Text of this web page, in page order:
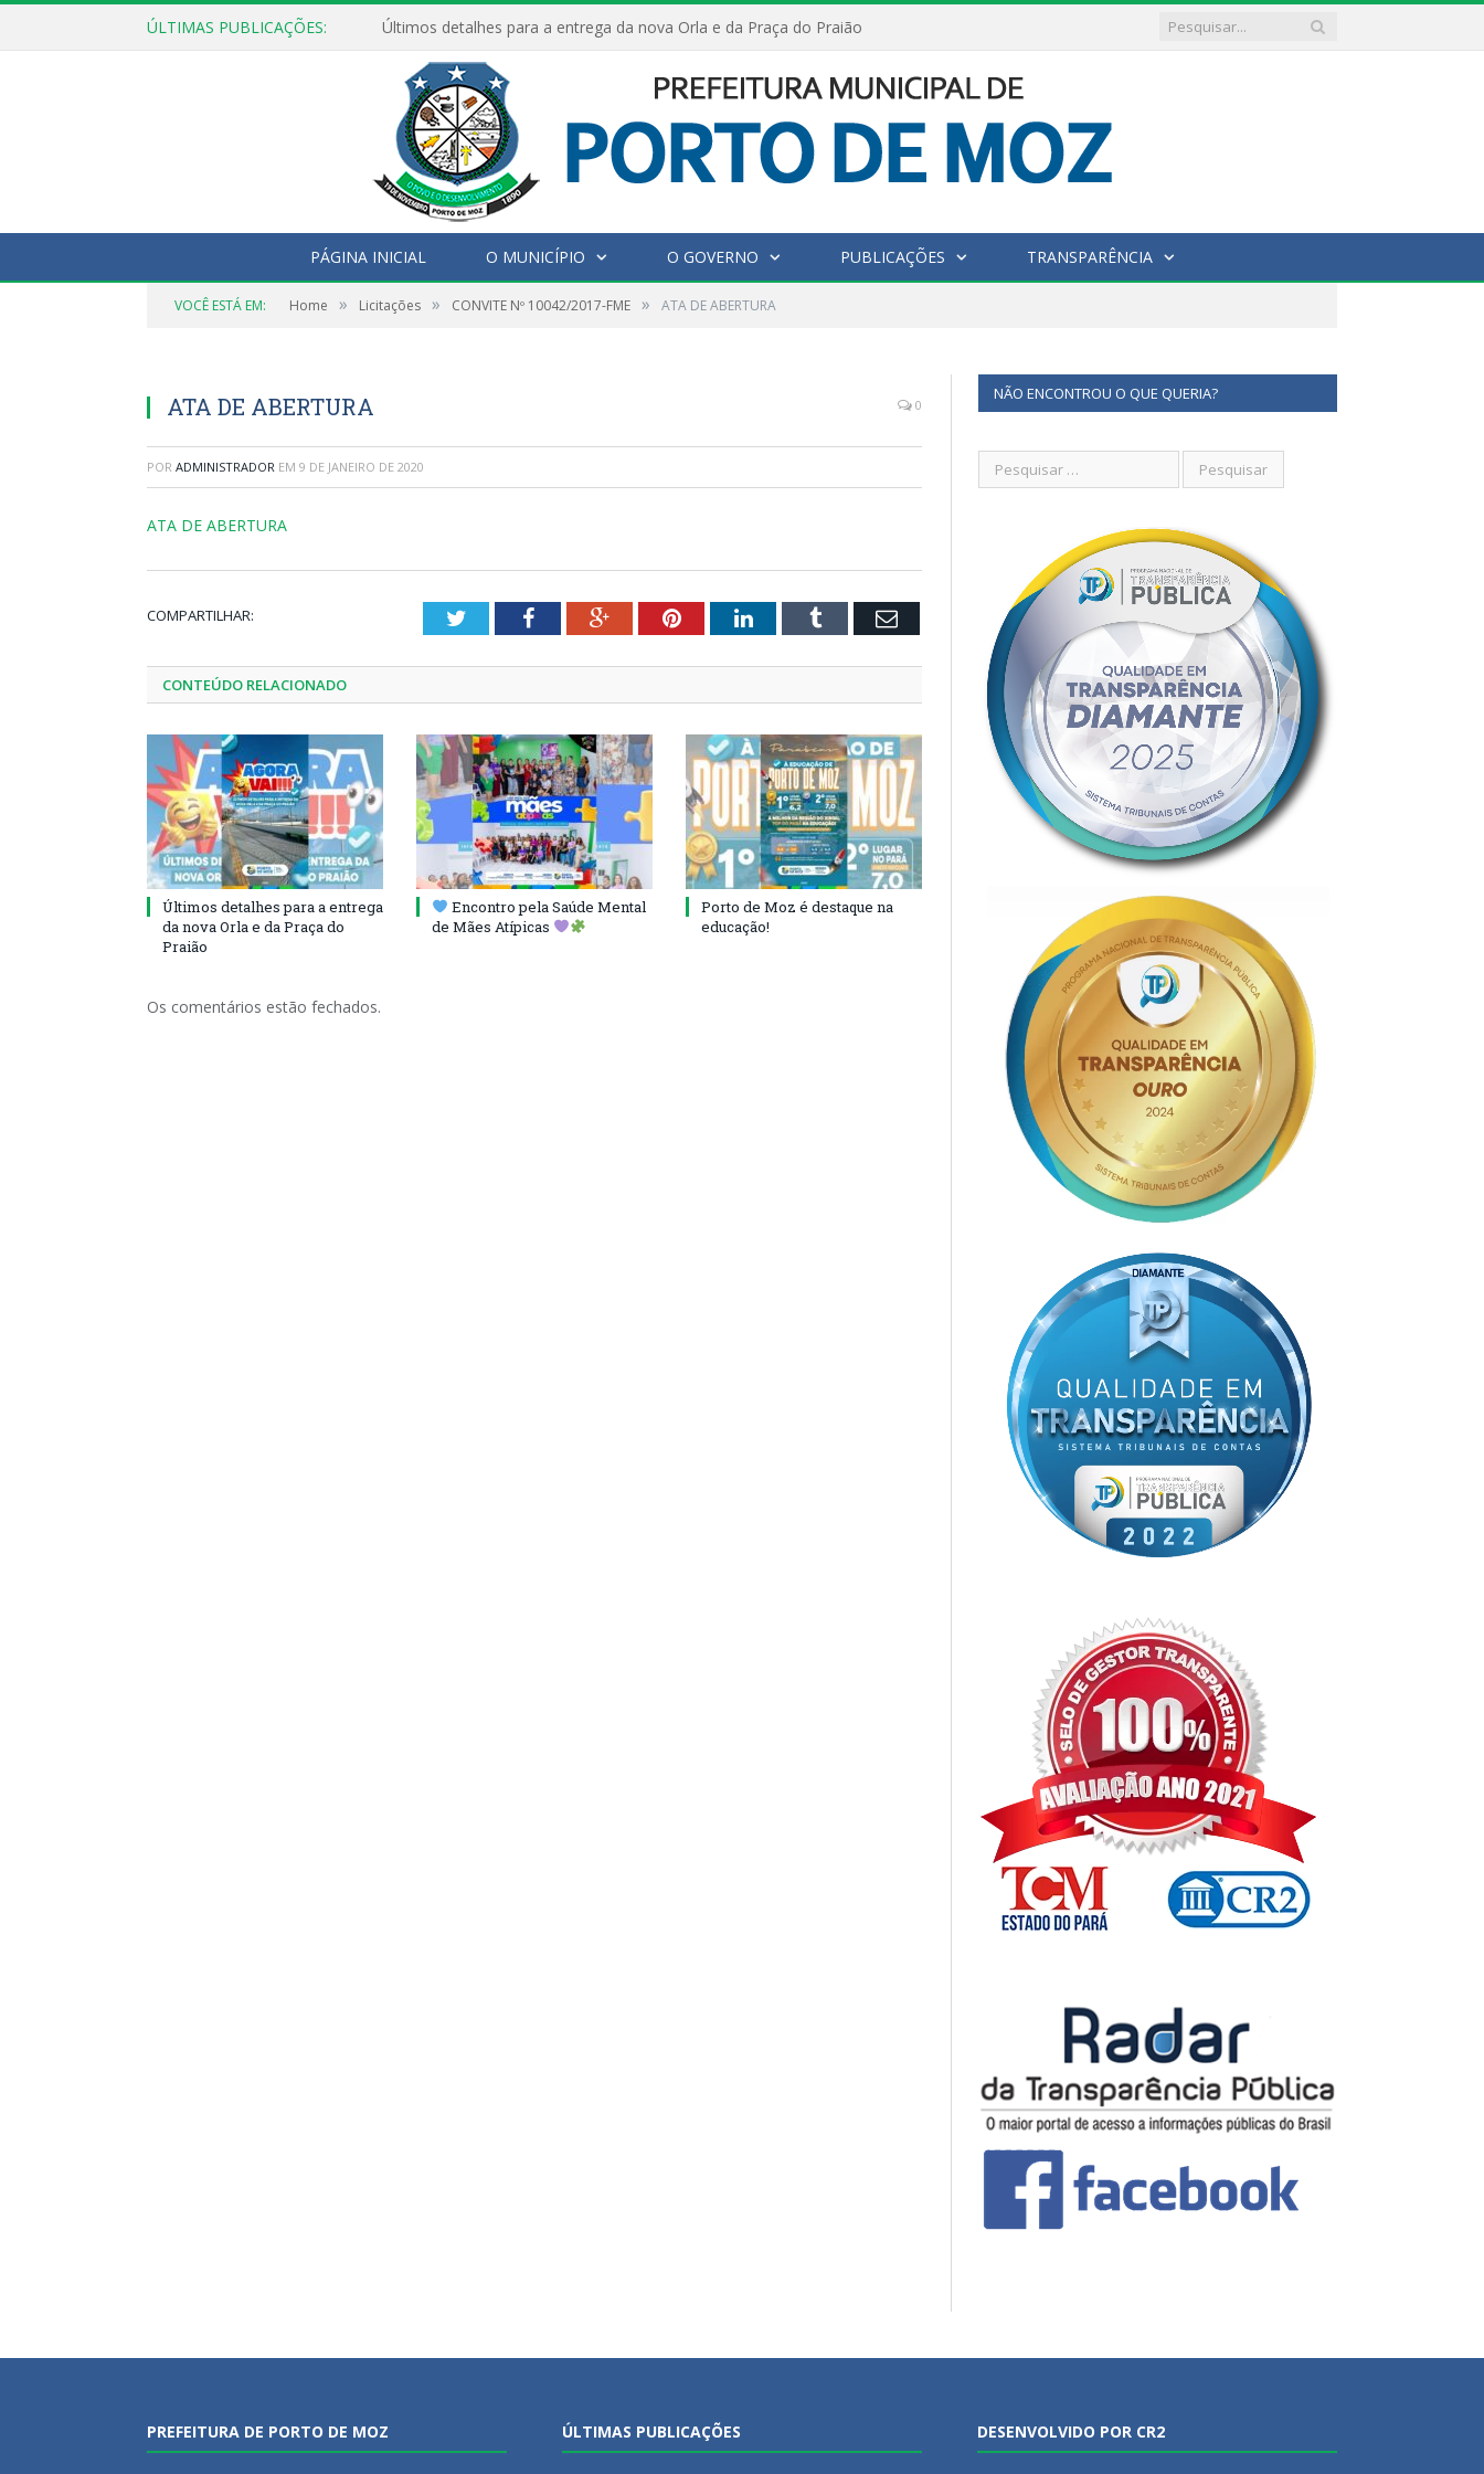
ÚLTIMAS PUBLICAÇÕES: Últimos detalhes para a entrega da nova Orla e da Praça do Praião
PÁGINA INICIAL O MUNICÍPIO O GOVERNO PUBLICAÇÕES TRANSPARÊNCIA
VOCÊ ESTÁ EM: Home » Licitações » CONVITE Nº 10042/2017-FME » ATA DE ABERTURA
ATA DE ABERTURA 0
POR ADMINISTRADOR EM 9 DE JANEIRO DE 2020
ATA DE ABERTURA
COMPARTILHAR: TwitterFacebookGoogle+PinterestLinkedInTumblr Email
CONTEÚDO RELACIONADO
Últimos detalhes para a entrega
da nova Orla e da Praça do
Praião
Encontro pela Saúde Mental
de Mães Atípicas
Porto de Moz é destaque na
educação!
Os comentários estão fechados.
NÃO ENCONTROU O QUE QUERIA?
PREFEITURA DE PORTO DE MOZ ÚLTIMAS PUBLICAÇÕES DESENVOLVIDO POR CR2